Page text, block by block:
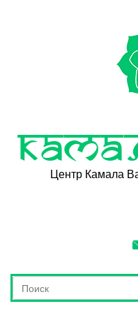
Центр Камала
Форма поиска